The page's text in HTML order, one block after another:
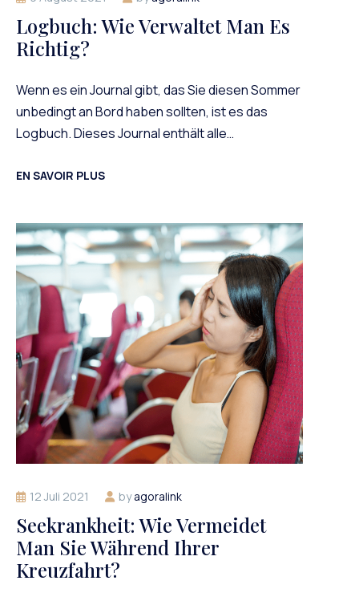
Logbuch: Wie Verwaltet Man Es
Richtig?
Wenn es ein Journal gibt, das Sie diesen Sommer
unbedingt an Bord haben sollten, ist es das
Logbuch. Dieses Journal enthält alle…
EN SAVOIR PLUS
12 Juli 2021 byagoralink
Seekrankheit: Wie Vermeidet
Man Sie Während Ihrer
Kreuzfahrt?